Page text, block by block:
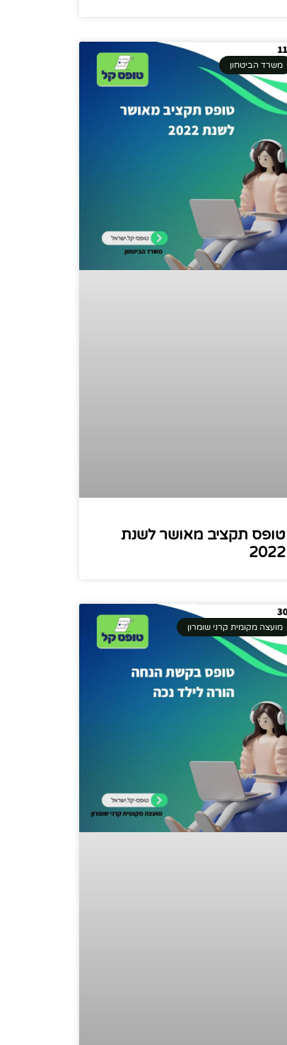
משרד הביטחון
טופס תקציב מאושר לשנת
2022
מועצה מקומית קרני שומרון